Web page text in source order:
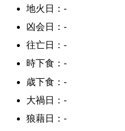
地火日：-
凶会日：-
往亡日：-
時下食：-
歳下食：-
大禍日：-
狼藉日：-